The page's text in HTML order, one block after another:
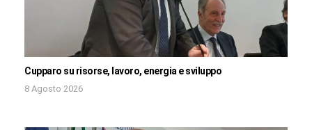
Cupparo su risorse, lavoro, energia e sviluppo
8 Agosto 2026